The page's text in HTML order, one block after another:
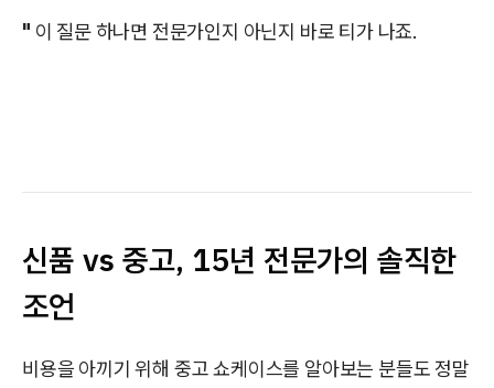
" 이 질문 하나면 전문가인지 아닌지 바로 티가 나죠.
신품 vs 중고, 15년 전문가의 솔직한
조언
비용을 아끼기 위해 중고 쇼케이스를 알아보는 분들도 정말